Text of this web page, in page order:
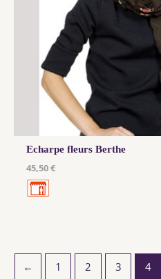
Echarpe fleurs Berthe
45,50 €
← 1 2 3 4